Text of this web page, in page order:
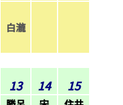
白瀧
13 14 15